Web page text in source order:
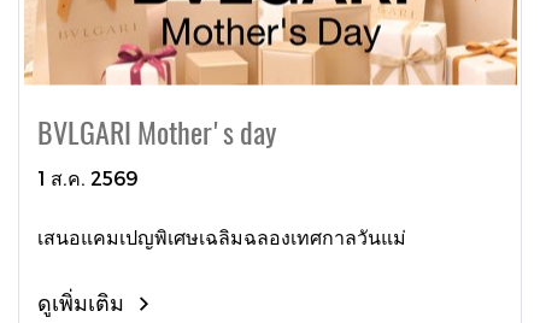
BVLGARI Mother's day
1 ส.ค. 2569
เสนอแคมเปญพิเศษเฉลิมฉลองเทศกาลวันแม่
ดูเพิ่มเติม